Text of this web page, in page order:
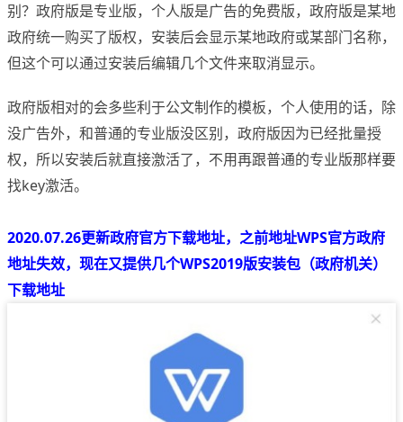
别？政府版是专业版，个人版是广告的免费版，政府版是某地
政府统一购买了版权，安装后会显示某地政府或某部门名称，
但这个可以通过安装后编辑几个文件来取消显示。
政府版相对的会多些利于公文制作的模板，个人使用的话，除
没广告外，和普通的专业版没区别，政府版因为已经批量授
权，所以安装后就直接激活了，不用再跟普通的专业版那样要
找key激活。
2020.07.26更新政府官方下载地址，之前地址WPS官方政府
地址失效，现在又提供几个WPS2019版安装包（政府机关）
下载地址